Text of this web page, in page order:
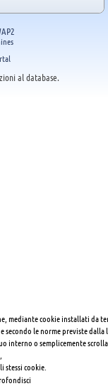
al database.
mediante cookie installati da
le norme previste dalla
interno o semplicemente
stessi cookie.